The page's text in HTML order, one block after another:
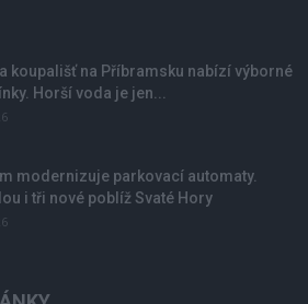
koupališť na Příbramsku nabízí výborné
Horší voda je jen...
modernizuje parkovací automaty.
i tři nové poblíž Svaté Hory